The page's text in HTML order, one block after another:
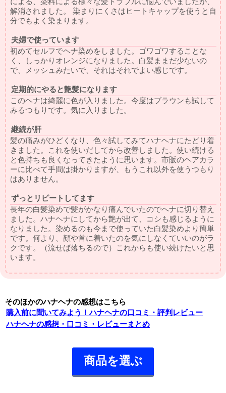
解消されました。 染まりにくさはヒートキャップを使うと自
分でもよく染まります。
夫婦で使っています
初めてセルフでヘナ染めをしました。ゴワゴワすることな
く、しっかりオレンジになりました。白髪ままだ少ないの
で、メッシュみたいで、それはそれでよい感じです。
定期的にやると艶髪になります
このヘナは綺麗に色が入りました。今度はブラウンも試して
みるつもりです。気に入りました。
継続が肝
髪の痛みがひどくなり、色々試してみてハナヘナにたどり着
きました。これを使いだしてから改善しました。使い続ける
と色持ちも良くなってきたように思います。市販のヘアカラ
ーに比べて手間は掛かりますが、もうこれ以外を使うつもり
はありません。
ずっとリピートしてます
長年の白髪染めで髪がかなり痛んでいたのでヘナに切り替え
ました。ハナヘナにしてから艶が出て、コシも感じるように
なりました。染めるのも今まで使っていた白髪染めより簡単
です。何より、顔や首に着いたのを気にしなくていいのがラ
クです。（流せば落ちるので）これからも使い続けたいと思
います。
そのほかのハナヘナの感想はこちら
購入前に聞いてみよう！ハナヘナの口コミ・評判レビュー
ハナヘナの感想・口コミ・レビューまとめ
商品を選ぶ